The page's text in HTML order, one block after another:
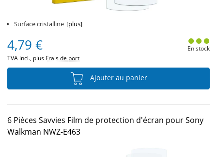
Surface cristalline [plus]
4,79 €
TVA incl., plus Frais de port
En stock
Ajouter au panier
6 Pièces Savvies Film de protection d'écran pour Sony
Walkman NWZ-E463